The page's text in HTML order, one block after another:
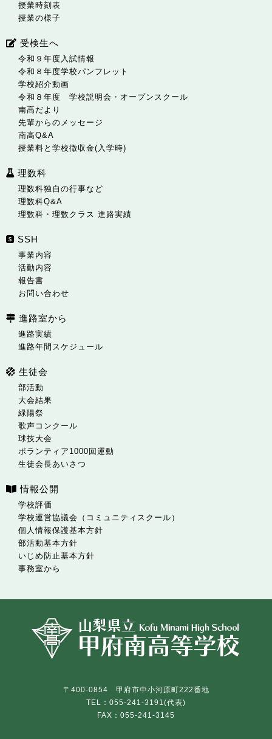
授業時刻表
授業の様子
受検生へ
令和９年度入試情報
令和８年度学校パンフレット
学校紹介動画
令和８年度 学校説明会・オープンスクール
南高だより
先輩からのメッセージ
南高Q&A
授業料と学校徴収金(入学時)
理数科
理数科独自の行事など
理数科Q&A
理数科・理数クラス 進路実績
SSH
事業内容
活動内容
報告書
お問い合わせ
進路室から
進路実績
進路年間スケジュール
生徒会
部活動
大会結果
緑陽祭
歌声コンクール
球技大会
ボランティア1000回運動
生徒会長あいさつ
情報公開
学校評価
学校運営協議会（コミュニティスクール）
個人情報保護基本方針
部活動基本方針
いじめ防止基本方針
事務室から
〒400-0854 甲府市中小河原町222番地
TEL：055-241-3191(代表)
FAX：055-241-3145